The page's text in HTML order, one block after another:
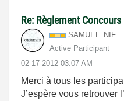
Re: Règlement
SAMUEL_NIF
Active Participant
‎02-17-2012 03:07 AM
Merci à tous les
J’espère vous retrouver